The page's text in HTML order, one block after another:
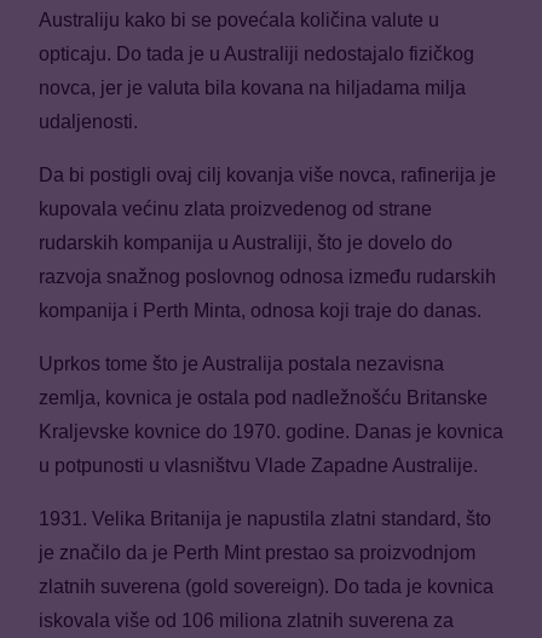
Australiju kako bi se povećala količina valute u
opticaju. Do tada je u Australiji nedostajalo fizičkog
novca, jer je valuta bila kovana na hiljadama milja
udaljenosti.
Da bi postigli ovaj cilj kovanja više novca, rafinerija je
kupovala većinu zlata proizvedenog od strane
rudarskih kompanija u Australiji, što je dovelo do
razvoja snažnog poslovnog odnosa između rudarskih
kompanija i Perth Minta, odnosa koji traje do danas.
Uprkos tome što je Australija postala nezavisna
zemlja, kovnica je ostala pod nadležnošću Britanske
Kraljevske kovnice do 1970. godine. Danas je kovnica
u potpunosti u vlasništvu Vlade Zapadne Australije.
1931. Velika Britanija je napustila zlatni standard, što
je značilo da je Perth Mint prestao sa proizvodnjom
zlatnih suverena (gold sovereign). Do tada je kovnica
iskovala više od 106 miliona zlatnih suverena za